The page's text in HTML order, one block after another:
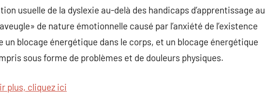
usuelle de la dyslexie au-delà des handicaps d’apprentissage au
de nature émotionnelle causé par l’anxiété de l’existence
blocage énergétique dans le corps, et un blocage énergétique
sous forme de problèmes et de douleurs physiques.
plus, cliquez ici